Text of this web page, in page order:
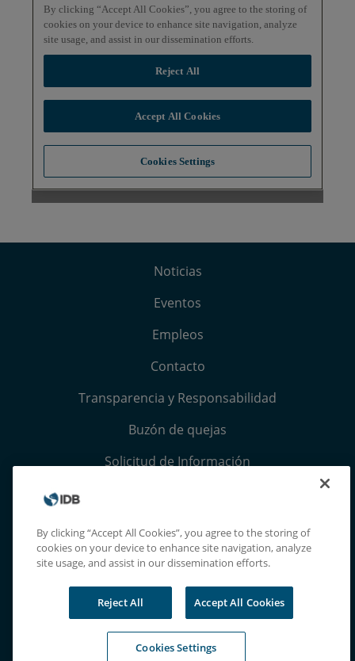
Noticias
Eventos
Empleos
Contacto
Transparencia y Responsabilidad
Buzón de quejas
Solicitud de Información
Términos, condiciones y aviso de privacidad
Extranet
By clicking “Accept All Cookies”, you agree to the storing of
cookies on your device to enhance site navigation, analyze
site usage, and assist in our dissemination efforts.
Reject All Accept All Cookies
Cookies Settings